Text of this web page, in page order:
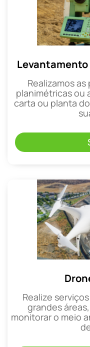
Realizamos
planimétricas ou
carta ou planta
Realize
grandes
monitorar o meio